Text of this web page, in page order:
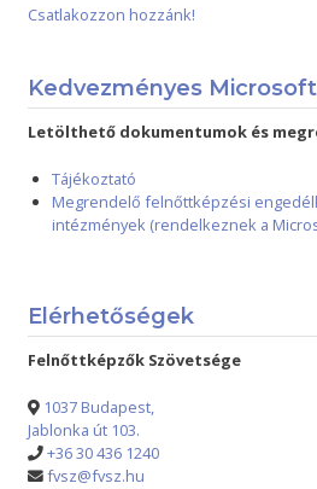
Csatlakozzon hozzánk!
Kedvezményes
Letölthető dokumentumok és
Tájékoztató
Megrendelő felnőttképzési
intézmények (rendelkeznek a
Elérhetőségek
Felnőttképzők Szövetsége
1037 Budapest,
Jablonka út 103.
+36 30 436 1240
fvsz@fvsz.hu